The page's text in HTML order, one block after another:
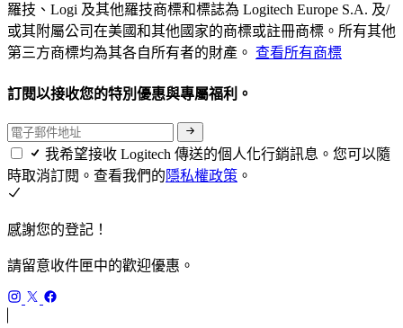
羅技、Logi 及其他羅技商標和標誌為 Logitech Europe S.A. 及/
或其附屬公司在美國和其他國家的商標或註冊商標。所有其他
第三方商標均為其各自所有者的財產。 查看所有商標
訂閱以接收您的特別優惠與專屬福利。
我希望接收 Logitech 傳送的個人化行銷訊息。您可以隨
時取消訂閱。查看我們的隱私權政策 。
感謝您的登記！
請留意收件匣中的歡迎優惠。